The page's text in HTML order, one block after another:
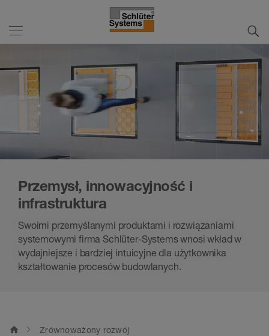
Przemysł, innowacyjność i
infrastruktura
Swoimi przemyślanymi produktami i rozwiązaniami
systemowymi firma Schlüter-Systems wnosi wkład w
wydajniejsze i bardziej intuicyjne dla użytkownika
kształtowanie procesów budowlanych.
home
Zrównoważony rozwój